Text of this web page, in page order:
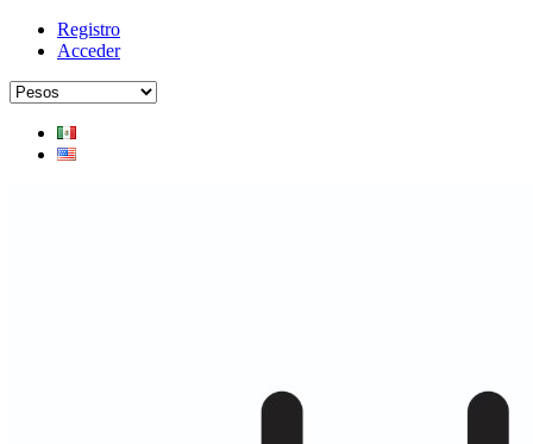
Registro
Acceder